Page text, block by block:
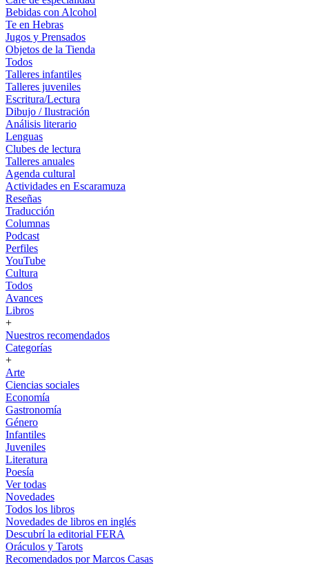
Bebidas con Alcohol
Te en Hebras
Jugos y Prensados
Objetos de la Tienda
Todos
Talleres infantiles
Talleres juveniles
Escritura/Lectura
Dibujo / Ilustración
Análisis literario
Lenguas
Clubes de lectura
Talleres anuales
Agenda cultural
Actividades en Escaramuza
Reseñas
Traducción
Columnas
Podcast
Perfiles
YouTube
Cultura
Todos
Avances
Libros
+
Nuestros recomendados
Categorías
+
Arte
Ciencias sociales
Economía
Gastronomía
Género
Infantiles
Juveniles
Literatura
Poesía
Ver todas
Novedades
Todos los libros
Novedades de libros en inglés
Descubrí la editorial FERA
Oráculos y Tarots
Recomendados por Marcos Casas